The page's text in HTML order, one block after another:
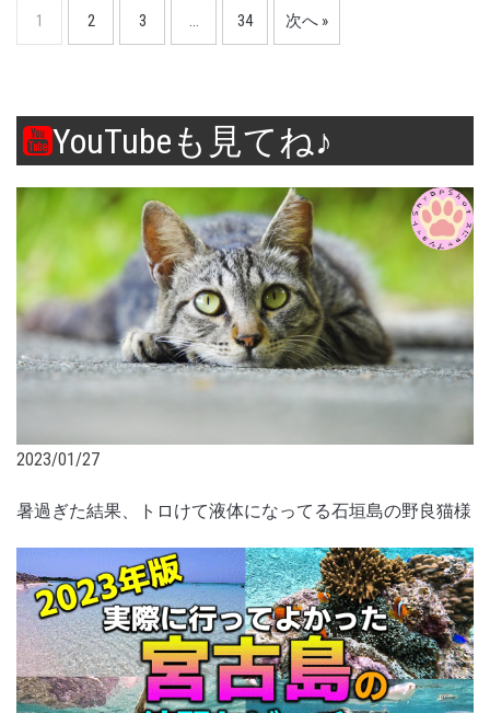
1 2 3 … 34 次へ »
YouTubeも見てね♪
2023/01/27
暑過ぎた結果、トロけて液体になってる石垣島の野良猫様